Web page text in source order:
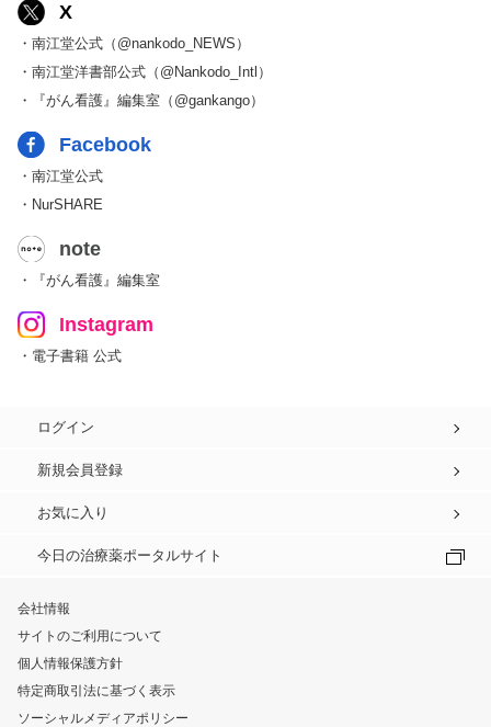
X
・南江堂公式（@nankodo_NEWS）
・南江堂洋書部公式（@Nankodo_Intl）
・『がん看護』編集室（@gankango）
Facebook
・南江堂公式
・NurSHARE
note
・『がん看護』編集室
Instagram
・電子書籍 公式
ログイン
新規会員登録
お気に入り
今日の治療薬ポータルサイト
会社情報
サイトのご利用について
個人情報保護方針
特定商取引法に基づく表示
ソーシャルメディアポリシー